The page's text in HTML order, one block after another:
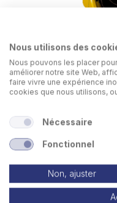
Nous utilisons des
Nous pouvons les placer
améliorer notre site Web,
faire vivre une expérience
cookies que nous utilisons,
Nécessaire
Fonctionnel
Non, ajuster